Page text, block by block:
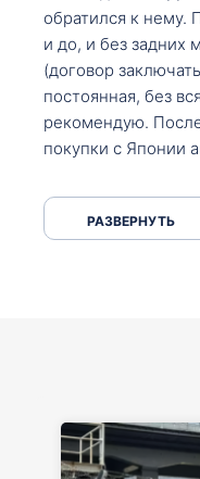
обратился к нему.
и до, и без задних
(договор
постоянная, без
рекомендую.
покупки с Японии
что заполнить,
приехал за авто.
РАЗВЕРНУТЬ